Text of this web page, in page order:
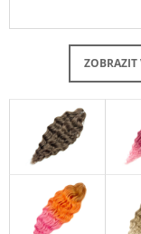
ZOBRAZIT